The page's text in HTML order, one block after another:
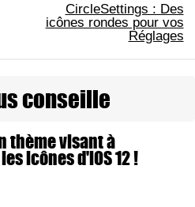
CircleSettings : Des
icônes rondes pour vos
Réglages
conseille
thème visant à
icônes d'iOS 12 !